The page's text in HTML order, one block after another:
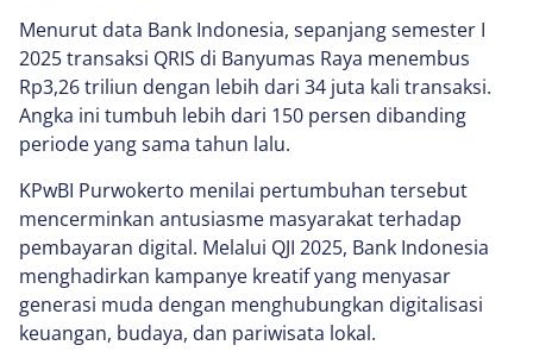
Menurut data Bank Indonesia, sepanjang semester I
2025 transaksi QRIS di Banyumas Raya menembus
Rp3,26 triliun dengan lebih dari 34 juta kali transaksi.
Angka ini tumbuh lebih dari 150 persen dibanding
periode yang sama tahun lalu.
KPwBI Purwokerto menilai pertumbuhan tersebut
mencerminkan antusiasme masyarakat terhadap
pembayaran digital. Melalui QJI 2025, Bank Indonesia
menghadirkan kampanye kreatif yang menyasar
generasi muda dengan menghubungkan digitalisasi
keuangan, budaya, dan pariwisata lokal.